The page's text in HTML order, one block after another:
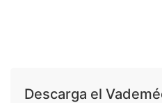
Descarga el